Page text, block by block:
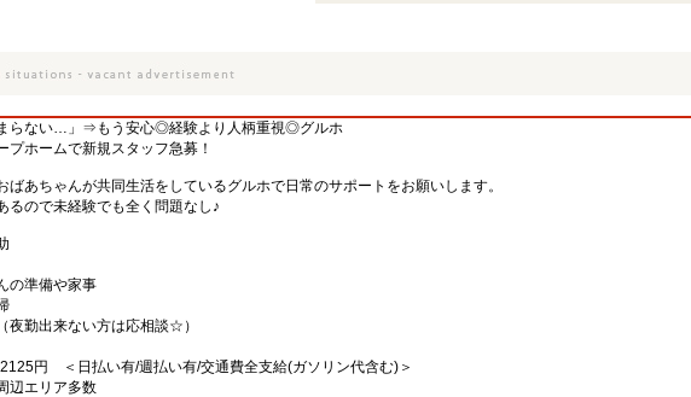
まらない…」⇒もう安心◎経験より人柄重視◎グルホ
プホームで新規スタッフ急募！
ばあちゃんが共同生活をしているグルホで日常のサポートをお願いします。
るので未経験でも全く問題なし♪
の準備や家事
夜勤出来ない方は応相談☆）
円 ＜日払い有/週払い有/交通費全支給(ガソリン代含む)＞
辺エリア多数